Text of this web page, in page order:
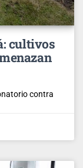
cultivos
contra